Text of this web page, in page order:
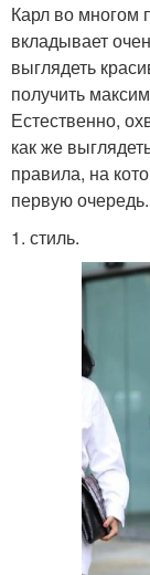
Карл во многом
вкладывает
выглядеть
получить
Естественно,
как же
правила, на
первую очередь.
1. стиль.